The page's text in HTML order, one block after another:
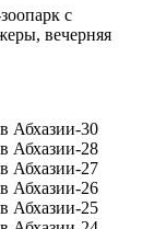
с
вечерняя